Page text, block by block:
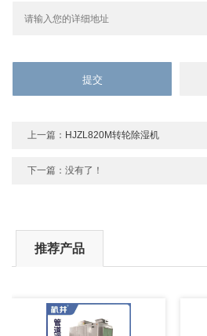
上一篇： HJZL820M转轮除湿机
下一篇：没有了！
推荐产品